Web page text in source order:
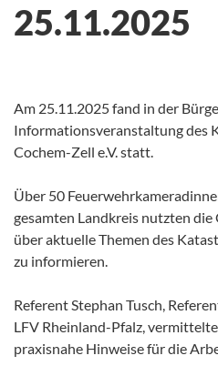
25.11.2025
Am 25.11.2025 fand in der
Informationsveranstaltung des
Cochem-Zell e.V. statt.
Über 50
gesamten Landkreis nutzten die
über aktuelle Themen des
zu informieren.
Referent Stephan Tusch,
LFV Rheinland-Pfalz,
praxisnahe Hinweise für die